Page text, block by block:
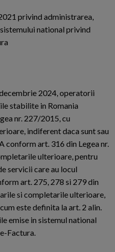
privind administrarea,
national privind
2024, operatorii
stabilite in Romania
nr. 227/2015, cu
indiferent daca sunt sau
conform art. 316 din Legea nr.
ulterioare, pentru
servicii care au locul
art. 275, 278 si 279 din
si completarile ulterioare,
este definita la art. 2 alin.
emise in sistemul national
Factura.